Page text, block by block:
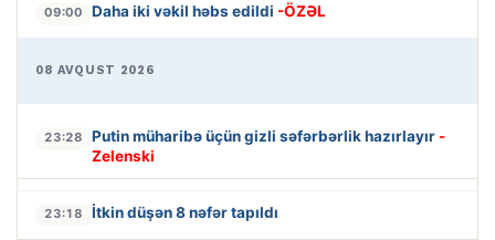
09:00 Daha iki vəkil həbs edildi -ÖZƏL
08 AVQUST 2026
23:28 Putin müharibə üçün gizli səfərbərlik hazırlayır -
Zelenski
23:18 İtkin düşən 8 nəfər tapıldı